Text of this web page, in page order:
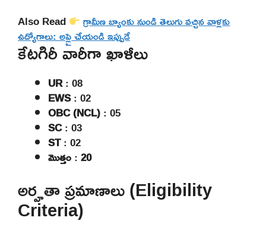
Also Read
గ్రామీణ బ్యాంకు నుండి తెలుగు వచ్చిన వాళ్లకు
ఉద్యోగాలు: అప్లై చేయండి ఇప్పుడే
కేటగిరీ వారీగా ఖాళీలు
UR: 08
EWS: 02
OBC (NCL): 05
SC: 03
ST: 02
మొత్తం: 20
అర్హతా ప్రమాణాలు (Eligibility
Criteria)